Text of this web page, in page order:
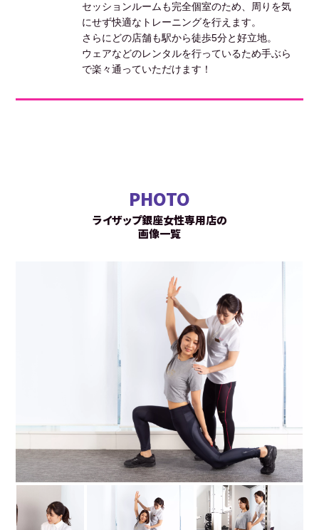
セッションルームも完全個室のため、周りを気
にせず快適なトレーニングを行えます。
さらにどの店舗も駅から徒歩5分と好立地。
ウェアなどのレンタルを行っているため手ぶら
で楽々通っていただけます！
PHOTO
ライザップ銀座女性専用店の
画像一覧